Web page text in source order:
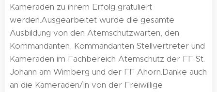
Kameraden zu ihrem Erfolg gratuliert
werden.Ausgearbeitet wurde die gesamte
Ausbildung von den Atemschutzwarten, den
Kommandanten, Kommandanten Stellvertreter und
Kameraden im Fachbereich Atemschutz der FF St.
Johann am Wimberg und der FF Ahorn.Danke auch
an die Kameraden/In von der Freiwillige